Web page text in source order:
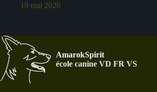
19 mai 2026
AmarokSpirit
école canine VD FR VS